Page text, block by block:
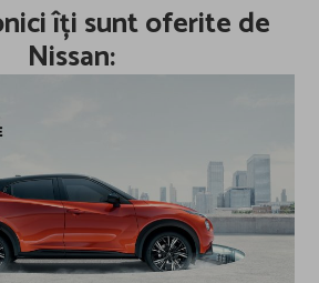
îți sunt oferite de
Nissan: